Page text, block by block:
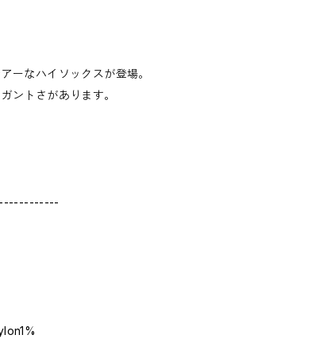
ーなハイソックスが登場。
ントさがあります。